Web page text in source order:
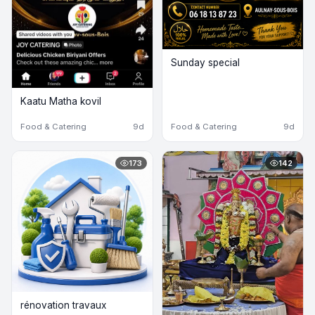
Kaatu Matha kovil
Food & Catering 9d
Sunday special
Food & Catering 9d
173
rénovation travaux
142